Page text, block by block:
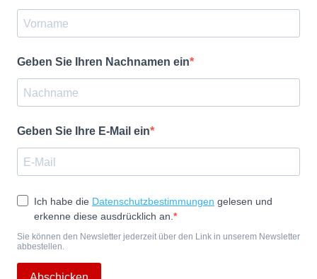
Geben Sie Ihren Nachnamen ein
Geben Sie Ihre E-Mail ein
Ich habe die Datenschutzbestimmungen gelesen und
erkenne diese ausdrücklich an.
Sie können den Newsletter jederzeit über den Link in unserem Newsletter
abbestellen.